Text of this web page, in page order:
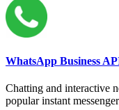
WhatsApp Business
Chatting and interactive
popular instant